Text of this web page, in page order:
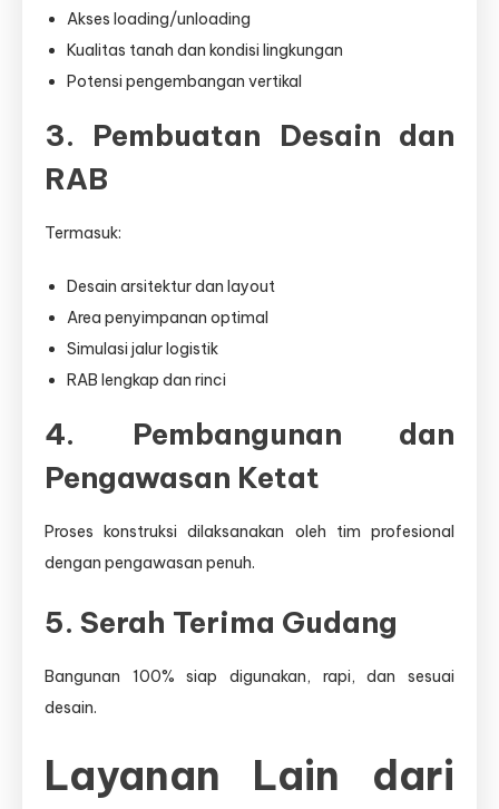
Akses loading/unloading
Kualitas tanah dan kondisi lingkungan
Potensi pengembangan vertikal
3. Pembuatan Desain dan
RAB
Termasuk:
Desain arsitektur dan layout
Area penyimpanan optimal
Simulasi jalur logistik
RAB lengkap dan rinci
4. Pembangunan dan
Pengawasan Ketat
Proses konstruksi dilaksanakan oleh tim profesional
dengan pengawasan penuh.
5. Serah Terima Gudang
Bangunan 100% siap digunakan, rapi, dan sesuai
desain.
Layanan Lain dari